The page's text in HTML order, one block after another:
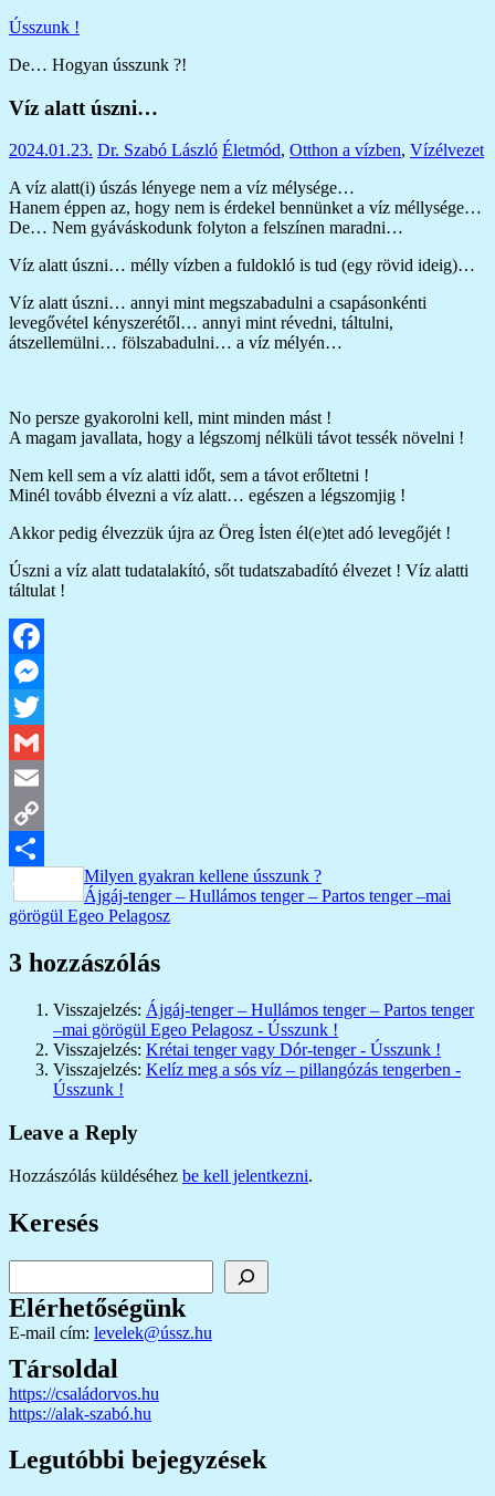
Skip
content
Ússzunk !
De… Hogyan ússzunk ?!
Víz alatt úszni…
2024.01.23. Dr. Szabó László Életmód, Otthon a vízben, Vízélvezet
A víz alatt(i) úszás lényege nem a víz mélysége…
Hanem éppen az, hogy nem is érdekel bennünket a víz méllysége…
De… Nem gyáváskodunk folyton a felszínen maradni…
Víz alatt úszni… mélly vízben a fuldokló is tud (egy rövid ideig)…
Víz alatt úszni… annyi mint megszabadulni a csapásonkénti
levegővétel kényszerétől… annyi mint révedni, táltulni,
átszellemülni… fölszabadulni… a víz mélyén…
No persze gyakorolni kell, mint minden mást !
A magam javallata, hogy a légszomj nélküli távot tessék növelni !
Nem kell sem a víz alatti időt, sem a távot erőltetni !
Minél tovább élvezni a víz alatt… egészen a légszomjig !
Akkor pedig élvezzük újra az Öreg İsten él(e)tet adó levegőjét !
Úszni a víz alatt tudatalakító, sőt tudatszabadító élvezet ! Víz alatti
táltulat !
Facebook
Messenger
Twitter
Gmail
Email
Copy
Link
Ossza
meg
Bejegyzés
navigáció
Previous
Post:
Milyen gyakran kellene ússzunk ?
Next
Post:
Ájgáj-tenger – Hullámos tenger – Partos tenger –mai
görögül Egeo Pelagosz
3 hozzászólás
Visszajelzés: Ájgáj-tenger – Hullámos tenger – Partos tenger
–mai görögül Egeo Pelagosz - Ússzunk !
Visszajelzés: Krétai tenger vagy Dór-tenger - Ússzunk !
Visszajelzés: Kelíz meg a sós víz – pillangózás tengerben -
Ússzunk !
Leave a Reply
Hozzászólás küldéséhez be kell jelentkezni.
Keresés
Elérhetőségünk
E-mail cím: levelek@ússz.hu
Társoldal
https://családorvos.hu
https://alak-szabó.hu
Legutóbbi bejegyzések